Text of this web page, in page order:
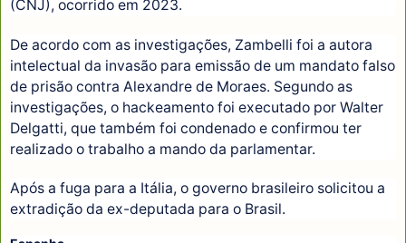
(CNJ), ocorrido em 2023.
De acordo com as investigações, Zambelli foi a autora
intelectual da invasão para emissão de um mandato falso
de prisão contra Alexandre de Moraes. Segundo as
investigações, o hackeamento foi executado por Walter
Delgatti, que também foi condenado e confirmou ter
realizado o trabalho a mando da parlamentar.
Após a fuga para a Itália, o governo brasileiro solicitou a
extradição da ex-deputada para o Brasil.